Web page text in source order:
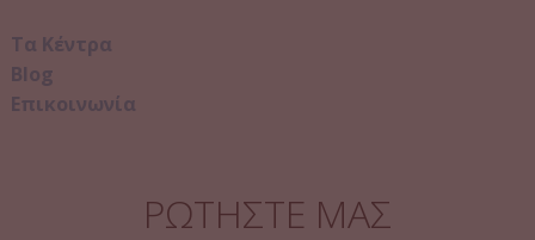
Τα Κέντρα
Blog
Επικοινωνία
ΡΩΤΗΣΤΕ ΜΑΣ